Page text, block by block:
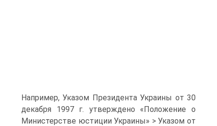
Например, Указом Президента Украины от 30
декабря 1997 г. утверждено «Положение о
Министерстве юстиции Украины» > Указом от